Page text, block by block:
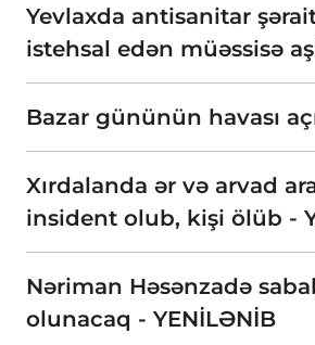
Yevlaxda antisanitar
istehsal edən müəssisə
Bazar gününün havası
Xırdalanda ər və arvad
insident olub, kişi ölüb -
Nəriman Həsənzadə
olunacaq - YENİLƏNİB